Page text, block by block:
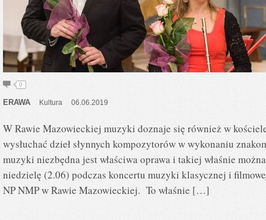
0
ERAWA Kultura 06.06.2019
W Rawie Mazowieckiej muzyki doznaje się również w
wysłuchać dzieł słynnych kompozytorów w wykonaniu
muzyki niezbędna jest właściwa oprawa i takiej właśnie
niedzielę (2.06) podczas koncertu muzyki klasycznej i
NP NMP w Rawie Mazowieckiej. To właśnie […]